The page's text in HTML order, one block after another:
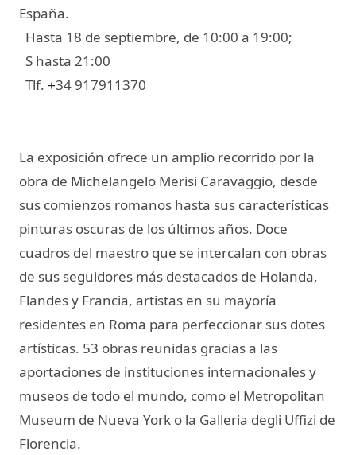
España.
Hasta 18 de septiembre, de 10:00 a 19:00;
S hasta 21:00
Tlf. +34 917911370
La exposición ofrece un amplio recorrido por la
obra de Michelangelo Merisi Caravaggio, desde
sus comienzos romanos hasta sus características
pinturas oscuras de los últimos años. Doce
cuadros del maestro que se intercalan con obras
de sus seguidores más destacados de Holanda,
Flandes y Francia, artistas en su mayoría
residentes en Roma para perfeccionar sus dotes
artísticas. 53 obras reunidas gracias a las
aportaciones de instituciones internacionales y
museos de todo el mundo, como el Metropolitan
Museum de Nueva York o la Galleria degli Uffizi de
Florencia.